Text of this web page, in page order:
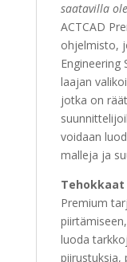
saatavilla
ACTCAD
ohjelmisto,
Engineering
laajan
jotka on
voidaan
malleja ja
Premium
luoda
piirustuksia,